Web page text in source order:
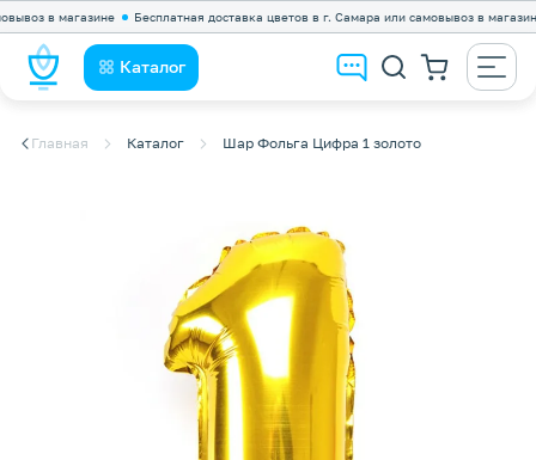
в магазине Бесплатная доставка цветов в г. Самара или самовывоз в магазине
Каталог
Главная Каталог Шар Фольга Цифра 1 золото